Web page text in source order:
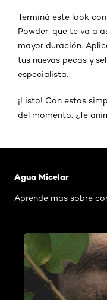
Terminá este look
Powder, que te va a
mayor duración.
tus nuevas pecas y
especialista.
¡Listo! Con estos
del momento. ¿Te
Agua Micelar
Aprende mas sobre